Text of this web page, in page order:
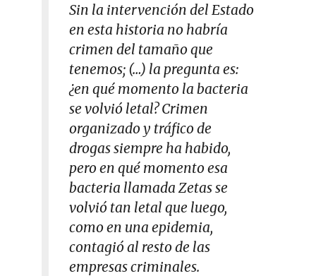
Sin la intervención del Estado
en esta historia no habría
crimen del tamaño que
tenemos; (…) la pregunta es:
¿en qué momento la bacteria
se volvió letal? Crimen
organizado y tráfico de
drogas siempre ha habido,
pero en qué momento esa
bacteria llamada Zetasse
volvió tan letal que luego,
como en una epidemia,
contagió al resto de las
empresas criminales.